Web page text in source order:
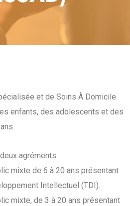
et de Soins À Domicile
enfants, des adolescents et des
agréments :
mixte de 6 à 20 ans présentant
Intellectuel (TDI).
mixte, de 3 à 20 ans présentant